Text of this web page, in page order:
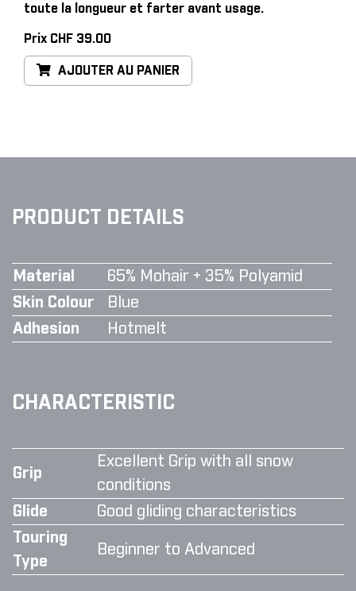
toute la longueur et farter avant usage.
Prix CHF 39.00
AJOUTER AU PANIER
PRODUCT DETAILS
Material
65% Mohair + 35% Polyamid
Skin Colour
Blue
Adhesion
Hotmelt
CHARACTERISTIC
Grip
Excellent Grip with all snow
conditions
Glide
Good gliding characteristics
Touring
Type
Beginner to Advanced